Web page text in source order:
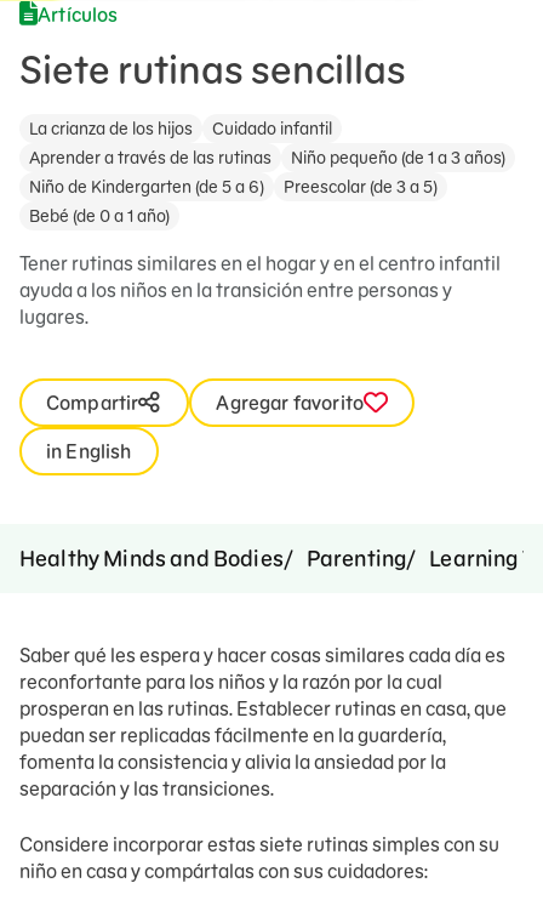
Artículos
Siete rutinas sencillas
La crianza de los hijos
Cuidado infantil
Aprender a través de las rutinas
Niño pequeño (de 1 a 3 años)
Niño de Kindergarten (de 5 a 6)
Preescolar (de 3 a 5)
Bebé (de 0 a 1 año)
Tener rutinas similares en el hogar y en el centro infantil
ayuda a los niños en la transición entre personas y
lugares.
Compartir
Agregar favorito
in English
Healthy Minds and Bodies Parenting Learning
Saber qué les espera y hacer cosas similares cada día es
reconfortante para los niños y la razón por la cual
prosperan en las rutinas. Establecer rutinas en casa, que
puedan ser replicadas fácilmente en la guardería,
fomenta la consistencia y alivia la ansiedad por la
separación y las transiciones.
Considere incorporar estas siete rutinas simples con su
niño en casa y compártalas con sus cuidadores: